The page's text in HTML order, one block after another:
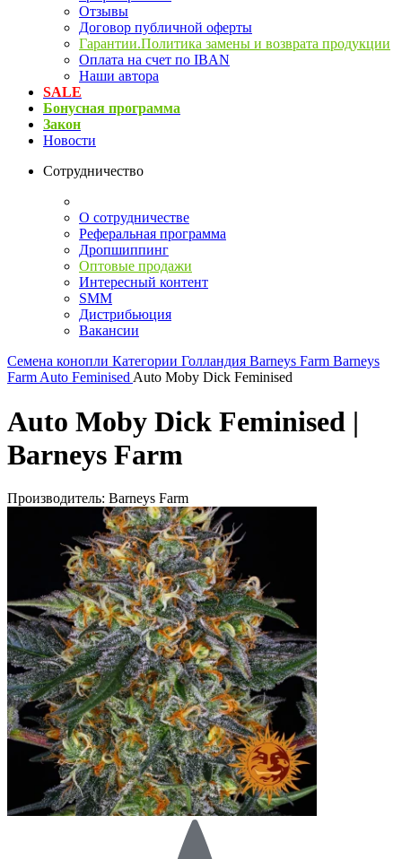
Отзывы
Договор публичной оферты
Гарантии.Политика замены и возврата продукции
Оплата на счет по IBAN
Наши автора
SALE
Бонусная программа
Закон
Новости
Сотрудничество
О сотрудничестве
Реферальная программа
Дропшиппинг
Оптовые продажи
Интересный контент
SMM
Дистрибьюция
Вакансии
Семена конопли Категории Голландия Barneys Farm Barneys
Farm Auto Feminised Auto Moby Dick Feminised
Auto Moby Dick Feminised |
Barneys Farm
Производитель: Barneys Farm